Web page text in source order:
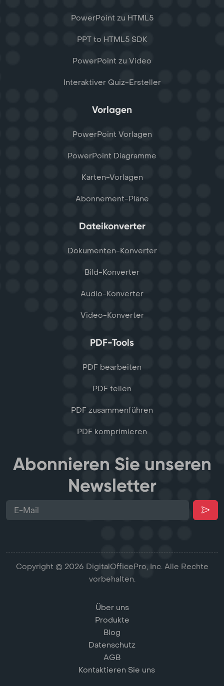
PowerPoint zu HTML5
PPT to HTML5 SDK
PowerPoint zu Video
Interaktiver Quiz-Ersteller
Vorlagen
PowerPoint Vorlagen
PowerPoint Diagramme
Karten-Vorlagen
Abonnement-Pläne
Dateikonverter
Dokumenten-Konverter
Bild-Konverter
Audio-Konverter
Video-Konverter
PDF-Tools
PDF bearbeiten
PDF teilen
PDF zusammenführen
PDF komprimieren
Abonnieren Sie unseren
Newsletter
Copyright © 2026 DigitalOfficePro, Inc. Alle Rechte
vorbehalten.
Über uns
Produkte
Blog
Datenschutz
AGB
Kontaktieren Sie uns